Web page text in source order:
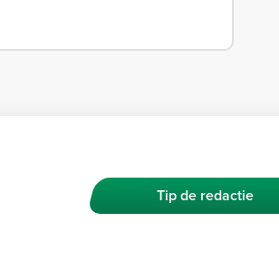
Tip de redactie